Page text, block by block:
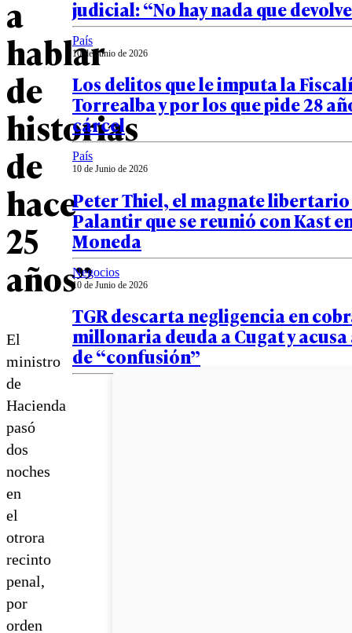
a
hablar
de
historias
de
hace
25
años”
El
ministro
de
Hacienda
pasó
dos
noches
en
el
otrora
recinto
penal,
por
orden
judicial: “No hay nada que
País
10 de Junio de 2026
Los delitos que le imputa la
Torrealba y por los que pide 28
cárcel
País
10 de Junio de 2026
Peter Thiel, el magnate
Palantir que se reunió con Kast
Moneda
Negocios
10 de Junio de 2026
TGR descarta negligencia en
millonaria deuda a Cugat y acusa
de “confusión”